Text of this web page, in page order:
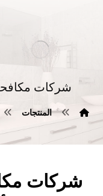
شركات
المنتجات
شركات